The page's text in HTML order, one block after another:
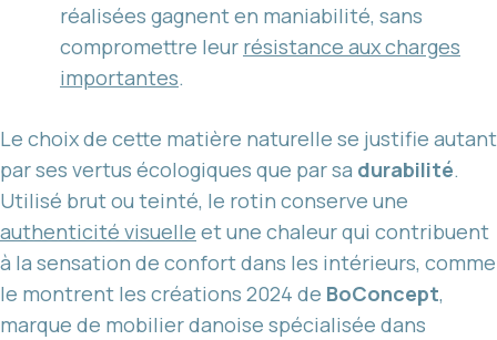
réalisées gagnent en maniabilité, sans
compromettre leur résistance aux charges
importantes.
Le choix de cette matière naturelle se justifie autant
par ses vertus écologiques que par sa durabilité.
Utilisé brut ou teinté, le rotin conserve une
authenticité visuelle et une chaleur qui contribuent
à la sensation de confort dans les intérieurs, comme
le montrent les créations 2024 de BoConcept,
marque de mobilier danoise spécialisée dans